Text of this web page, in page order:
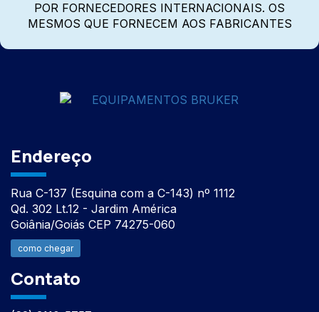
POR FORNECEDORES INTERNACIONAIS. OS
MESMOS QUE FORNECEM AOS FABRICANTES
Endereço
Rua C-137 (Esquina com a C-143) nº 1112
Qd. 302 Lt.12 - Jardim América
Goiânia/Goiás CEP 74275-060
como chegar
Contato